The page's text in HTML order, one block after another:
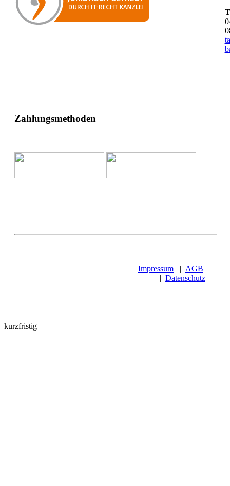
Zahlungsmethoden
Impressum | AGB
| Datenschutz
kurzfristig